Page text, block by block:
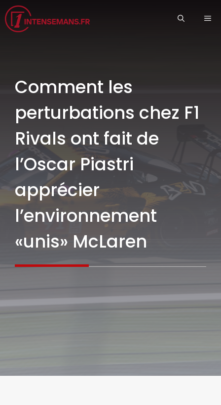
Aller
au
contenu
Comment les
perturbations chez F1
Rivals ont fait de
l’Oscar Piastri
apprécier
l’environnement
«unis» McLaren